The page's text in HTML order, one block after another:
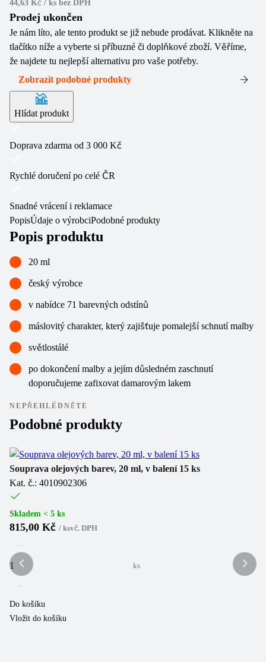
44,63 Kč / ks bez DPH
Prodej ukončen
Je nám líto, ale tento produkt se již nebude prodávat. Klikněte na
tlačítko níže a vyberte si příbuzné či doplňkové zboží. Věříme,
že najdete tu nejlepší alternativu pro vaše potřeby.
Zobrazit podobné produkty
Hlídat produkt
Doprava zdarma od 3 000 Kč
Rychlé doručení po celé ČR
Snadné vrácení i reklamace
PopisÚdaje o výrobciPodobné produkty
Popis produktu
20 ml
český výrobce
v nabídce 71 barevných odstínů
máslovitý charakter, který zajišťuje pomalejší schnutí malby
světlostálé
po dokončení malby a jejím důsledném zaschnutí
doporučujeme zafixovat damarovým lakem
NEPŘEHLÉDNĚTE
Podobné produkty
Souprava olejových barev, 20 ml, v balení 15 ks
Kat. č.: 4010902306
Skladem < 5 ks
815,00 Kč / ksvč. DPH
ks
Do košíku
Vložit do košíku